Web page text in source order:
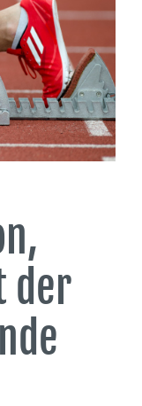
der